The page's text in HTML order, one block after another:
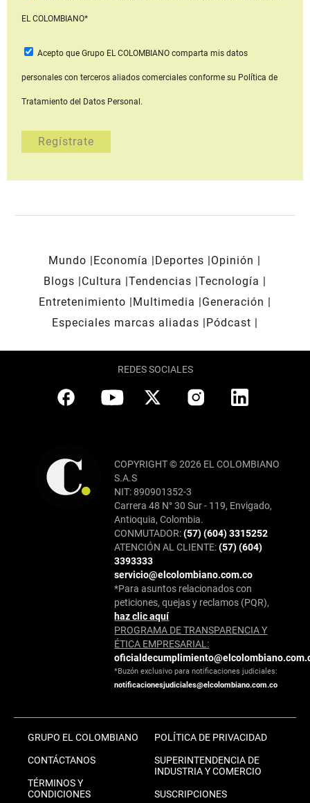
EL COLOMBIANO*
Acepto que Grupo EL COLOMBIANOcomparta mis datos
personales con terceros aliados comerciales conforme su Política de
Tratamiento del Datos Personal.
Mundo Economía Deportes
Opinión
Blogs
Cultura Tendencias Tecnología
Entretenimiento
Multimedia
Generación
Especiales marcas aliadas
Pódcast
REDES SOCIALES
COPYRIGHT © 2026 EL COLOMBIANO
S.A.S
NIT: 890901352-3
Carrera 48 N° 30 Sur - 119, Envigado,
Antioquia, Colombia.
CONMUTADOR:(57) (604) 3315252
ATENCIÓN AL CLIENTE:(57) (604)
3393333
servicio@elcolombiano.com.co
*Para asuntos relacionados con
peticiones, quejas y reclamos (PQR),
haz clic aquí
PROGRAMA DE TRANSPARENCIA Y
ÉTICA EMPRESARIAL:
*Buzón exclusivo para notificaciones judiciales:
notificacionesjudiciales@elcolombiano.com.co
GRUPO EL COLOMBIANO
CONTÁCTANOS
TÉRMINOS Y
CONDICIONES
POLÍTICA DE PRIVACIDAD
SUPERINTENDENCIA DE
INDUSTRIA Y COMERCIO
SUSCRIPCIONES